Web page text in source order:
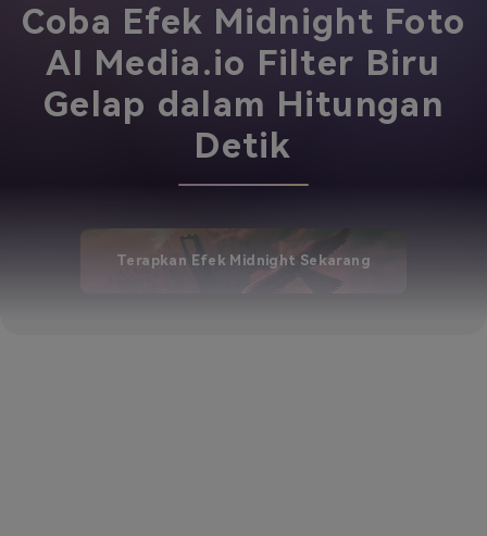
Coba Efek Midnight Foto
AI Media.io Filter Biru
Gelap dalam Hitungan
Detik
Terapkan Efek Midnight Sekarang